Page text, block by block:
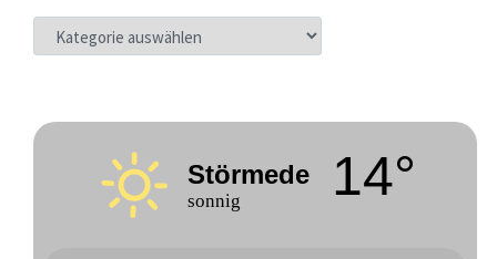
KATEGORIEN
Störmede
sonnig 14°